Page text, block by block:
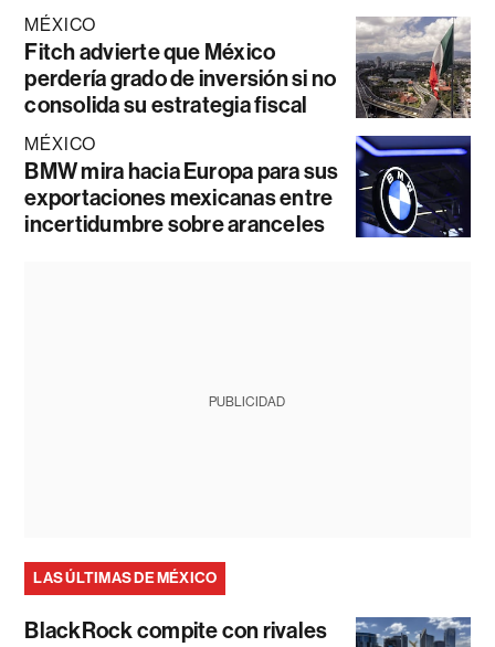
MÉXICO
Fitch advierte que México
perdería grado de inversión si no
consolida su estrategia fiscal
MÉXICO
BMW mira hacia Europa para sus
exportaciones mexicanas entre
incertidumbre sobre aranceles
PUBLICIDAD
LAS ÚLTIMAS DE MÉXICO
BlackRock compite con rivales